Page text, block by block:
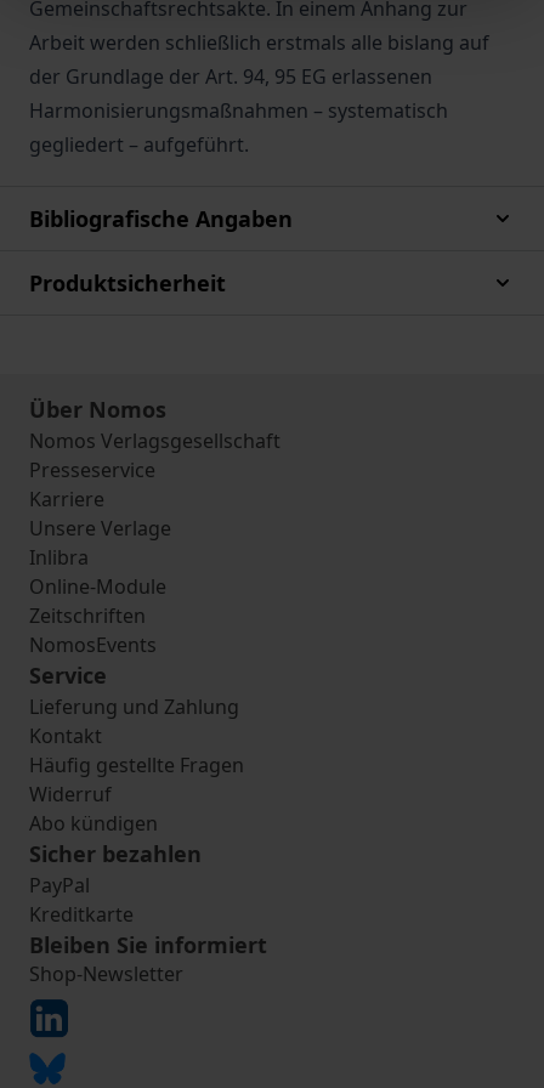
Gemeinschaftsrechtsakte. In einem Anhang zur
Arbeit werden schließlich erstmals alle bislang auf
der Grundlage der Art. 94, 95 EG erlassenen
Harmonisierungsmaßnahmen – systematisch
gegliedert – aufgeführt.
Bibliografische Angaben
Produktsicherheit
Über Nomos
Nomos Verlagsgesellschaft
Presseservice
Karriere
Unsere Verlage
Inlibra
Online-Module
Zeitschriften
NomosEvents
Service
Lieferung und Zahlung
Kontakt
Häufig gestellte Fragen
Widerruf
Abo kündigen
Sicher bezahlen
PayPal
Kreditkarte
Bleiben Sie informiert
Shop-Newsletter